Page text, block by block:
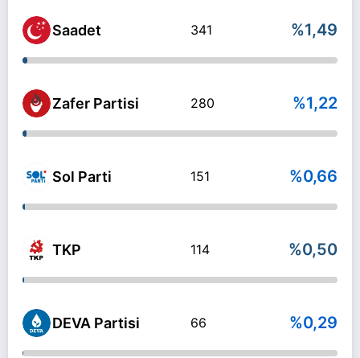
Saadet 341 %1,49
Zafer Partisi 280 %1,22
Sol Parti 151 %0,66
TKP 114 %0,50
DEVA Partisi 66 %0,29